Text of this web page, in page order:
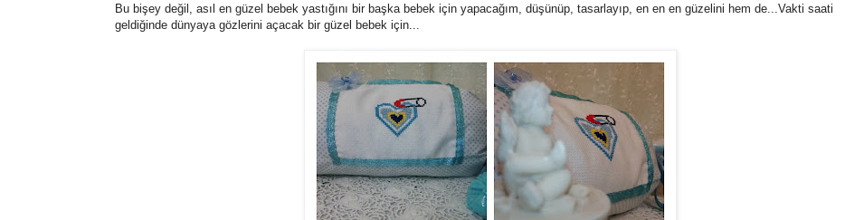
Bu bişey değil, asıl en güzel bebek yastığını bir başka bebek için yapacağım, düşünüp, tasarlayıp, en en en güzelini hem de...Vakti saati
geldiğinde dünyaya gözlerini açacak bir güzel bebek için...